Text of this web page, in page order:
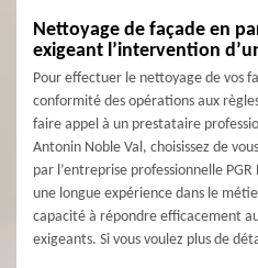
Nettoyage de façade en
exigeant l’intervention
Pour effectuer le nettoyage de vos
conformité des opérations aux
faire appel à un prestataire
Antonin Noble Val, choisissez de
par l’entreprise professionnelle
une longue expérience dans le
capacité à répondre efficacement
exigeants. Si vous voulez plus de